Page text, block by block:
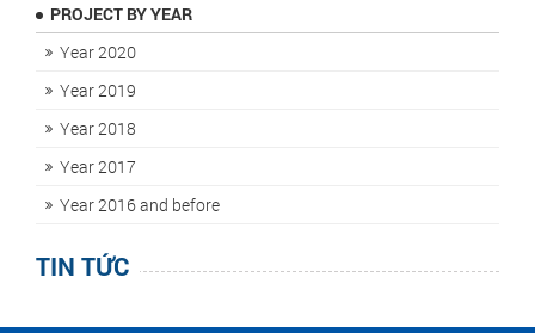
PROJECT BY YEAR
Year 2020
Year 2019
Year 2018
Year 2017
Year 2016 and before
TIN TỨC